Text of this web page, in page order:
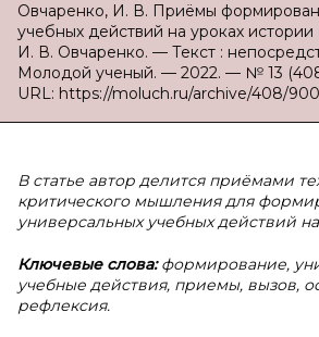
Овчаренко, И. В. Приёмы
учебных действий на уроках
И. В. Овчаренко. — Текст :
Молодой ученый. — 2022. — № 13
URL: https://moluch.ru/archive/408/
В статье автор делится приёмами
критического мышления для
универсальных учебных действий
Ключевые слова:формирование,
учебные действия, приемы, вызов,
рефлексия.